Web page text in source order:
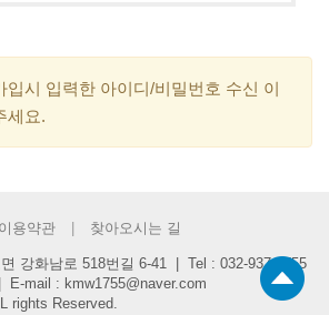
입시 입력한 아이디/비밀번호 수신 이
세요.
이용약관 찾아오시는 길
강화남로 518번길 6-41 | Tel : 032-937-1755
mail : kmw1755@naver.com
rights Reserved.